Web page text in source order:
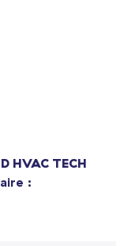
HVAC TECH
: